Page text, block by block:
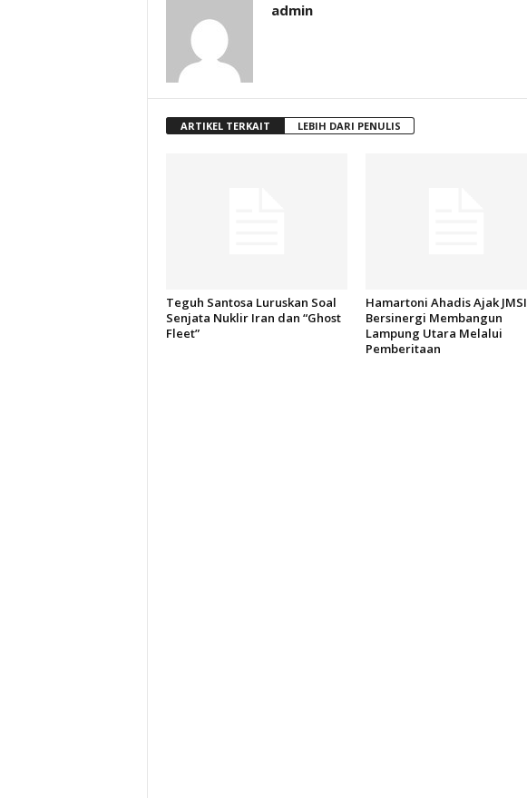
admin
ARTIKEL TERKAIT LEBIH DARI PENULIS
Teguh Santosa Luruskan Soal
Senjata Nuklir Iran dan “Ghost
Fleet”
Hamartoni Ahadis Ajak JMSI
Bersinergi Membangun
Lampung Utara Melalui
Pemberitaan